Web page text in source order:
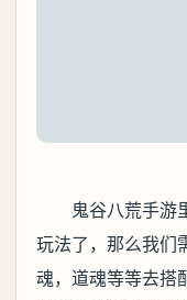
鬼谷八荒手游
玩法了，那么我们
魂，道魂等等去搭